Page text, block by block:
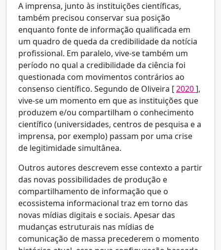
A imprensa, junto às instituições científicas,
também precisou conservar sua posição
enquanto fonte de informação qualificada em
um quadro de queda da credibilidade da notícia
profissional. Em paralelo, vive-se também um
período no qual a credibilidade da ciência foi
questionada com movimentos contrários ao
consenso científico. Segundo de Oliveira [2020],
vive-se um momento em que as instituições que
produzem e/ou compartilham o conhecimento
científico (universidades, centros de pesquisa e a
imprensa, por exemplo) passam por uma crise
de legitimidade simultânea.
Outros autores descrevem esse contexto a partir
das novas possibilidades de produção e
compartilhamento de informação que o
ecossistema informacional traz em torno das
novas mídias digitais e sociais. Apesar das
mudanças estruturais nas mídias de
comunicação de massa precederem o momento